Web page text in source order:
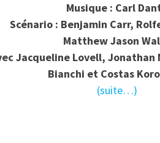
Musique : Carl
Scénario : Benjamin Carr,
Matthew Jason
Jacqueline Lovell, Jonathan
Bianchi et Costas
(suite…)